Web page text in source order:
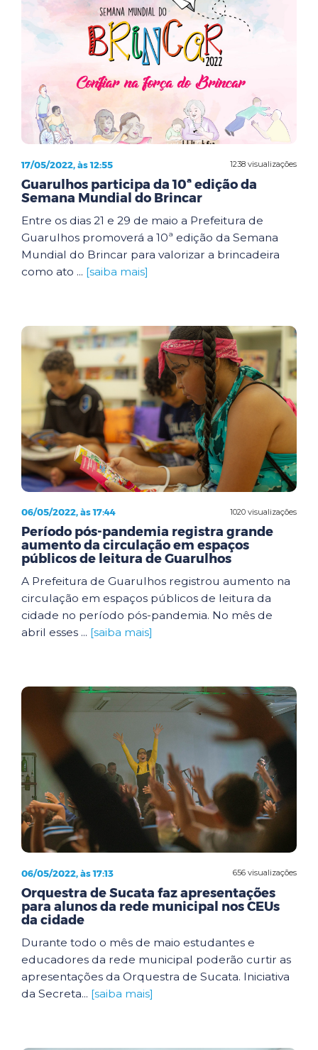
1238 visualizações
17/05/2022, às 12:55
Guarulhos participa da 10ª edição da
Semana Mundial do Brincar
Entre os dias 21 e 29 de maio a Prefeitura de
Guarulhos promoverá a 10ª edição da Semana
Mundial do Brincar para valorizar a brincadeira
como ato ... [saiba mais]
1020 visualizações
06/05/2022, às 17:44
Período pós-pandemia registra grande
aumento da circulação em espaços
públicos de leitura de Guarulhos
A Prefeitura de Guarulhos registrou aumento na
circulação em espaços públicos de leitura da
cidade no período pós-pandemia. No mês de
abril esses ... [saiba mais]
656 visualizações
06/05/2022, às 17:13
Orquestra de Sucata faz apresentações
para alunos da rede municipal nos CEUs
da cidade
Durante todo o mês de maio estudantes e
educadores da rede municipal poderão curtir as
apresentações da Orquestra de Sucata. Iniciativa
da Secreta... [saiba mais]